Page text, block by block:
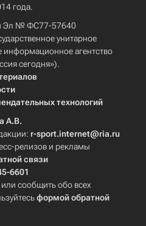
года.
Эл № ФС77-57640
унитарное
агентство
сегодня»).
технологий
А.В.
r-sport.internet@ria.ru
релизов и рекламы
связи
6601
сообщить обо всех
формой обратной